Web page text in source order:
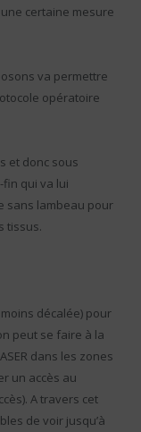
certaine mesure
va permettre
opératoire
et donc sous
qui va lui
sans lambeau pour
tissus.
décalée) pour
peut se faire à la
dans les zones
un accès au
A travers cet
de voir jusqu’à